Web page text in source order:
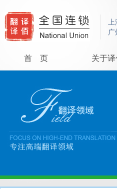
首 页 关于译